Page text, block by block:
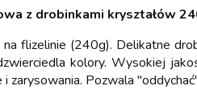
z drobinkami kryształów
na flizelinie (240g). Delikatne
kolory. Wysokiej
zarysowania. Pozwala